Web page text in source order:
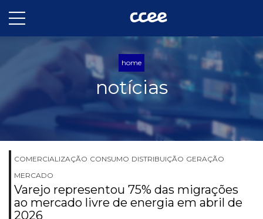
home
notícias
COMERCIALIZAÇÃO CONSUMO DISTRIBUIÇÃO GERAÇÃO
MERCADO
Varejo representou 75% das migrações
ao mercado livre de energia em abril de
2026